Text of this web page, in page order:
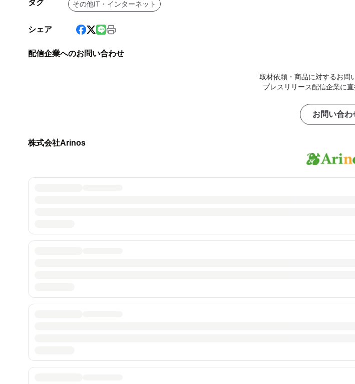
タグ その他IT・インターネット
シェア
配信企業へのお問い合わせ
取材依頼・商品に対するお問
プレスリリース配信企業に直
お問い合わ
株式会社Arinos